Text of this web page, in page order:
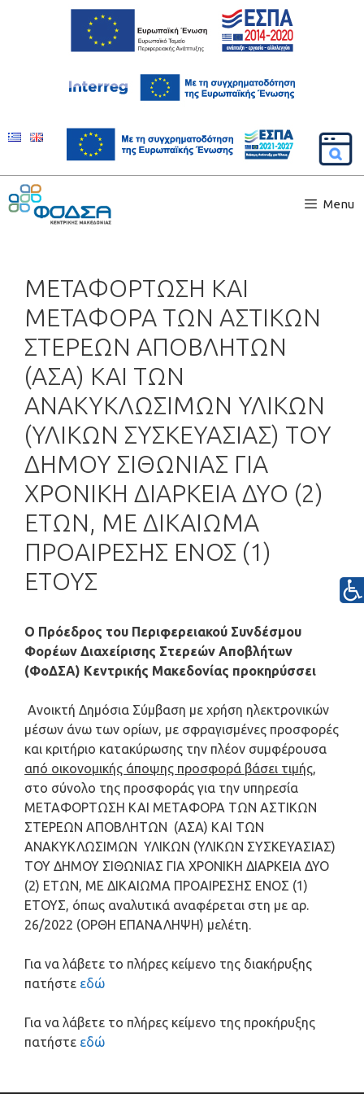
Menu
ΜΕΤΑΦΟΡΤΩΣΗ ΚΑΙ
ΜΕΤΑΦΟΡΑ ΤΩΝ ΑΣΤΙΚΩΝ
ΣΤΕΡΕΩΝ ΑΠΟΒΛΗΤΩΝ
(ΑΣΑ) ΚΑΙ ΤΩΝ
ΑΝΑΚΥΚΛΩΣΙΜΩΝ ΥΛΙΚΩΝ
(ΥΛΙΚΩΝ ΣΥΣΚΕΥΑΣΙΑΣ) ΤΟΥ
ΔΗΜΟΥ ΣΙΘΩΝΙΑΣ ΓΙΑ
ΧΡΟΝΙΚΗ ΔΙΑΡΚΕΙΑ ΔΥΟ (2)
ΕΤΩΝ, ΜΕ ΔΙΚΑΙΩΜΑ
ΠΡΟΑΙΡΕΣΗΣ ΕΝΟΣ (1)
ΕΤΟΥΣ
Ο Πρόεδρος του Περιφερειακού Συνδέσμου
Φορέων Διαχείρισης Στερεών Αποβλήτων
(ΦοΔΣΑ) Κεντρικής Μακεδονίας προκηρύσσει
Ανοικτή Δημόσια Σύμβαση με χρήση ηλεκτρονικών
μέσων άνω των ορίων, με σφραγισμένες προσφορές
και κριτήριο κατακύρωσης την πλέον συμφέρουσα
από οικονομικής άποψης προσφορά βάσει τιμής,
στο σύνολο της προσφοράς για την υπηρεσία
ΜΕΤΑΦΟΡΤΩΣΗ ΚΑΙ ΜΕΤΑΦΟΡΑ ΤΩΝ ΑΣΤΙΚΩΝ
ΣΤΕΡΕΩΝ ΑΠΟΒΛΗΤΩΝ (ΑΣΑ) ΚΑΙ ΤΩΝ
ΑΝΑΚΥΚΛΩΣΙΜΩΝ ΥΛΙΚΩΝ (ΥΛΙΚΩΝ ΣΥΣΚΕΥΑΣΙΑΣ)
ΤΟΥ ΔΗΜΟΥ ΣΙΘΩΝΙΑΣ ΓΙΑ ΧΡΟΝΙΚΗ ΔΙΑΡΚΕΙΑ ΔΥΟ
(2) ΕΤΩΝ, ΜΕ ΔΙΚΑΙΩΜΑ ΠΡΟΑΙΡΕΣΗΣ ΕΝΟΣ (1)
ΕΤΟΥΣ, όπως αναλυτικά αναφέρεται στη με αρ.
26/2022 (ΟΡΘΗ ΕΠΑΝΑΛΗΨΗ) μελέτη.
Για να λάβετε το πλήρες κείμενο της διακήρυξης
πατήστε εδώ
Για να λάβετε το πλήρες κείμενο της προκήρυξης
πατήστε εδώ